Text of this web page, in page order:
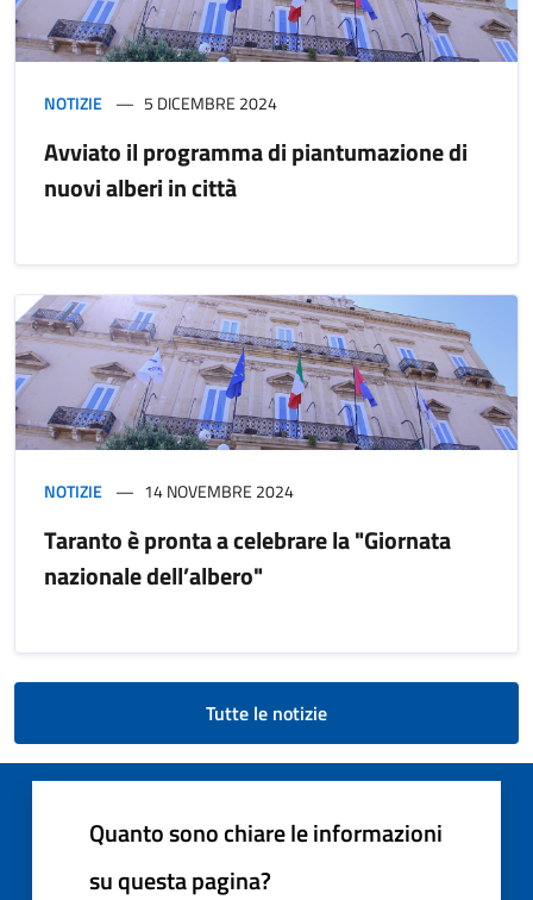
NOTIZIE 5 DICEMBRE 2024
Avviato il programma di piantumazione di
nuovi alberi in città
NOTIZIE 14 NOVEMBRE 2024
Taranto è pronta a celebrare la "Giornata
nazionale dell’albero"
Tutte le notizie
Quanto sono chiare le informazioni
su questa pagina?